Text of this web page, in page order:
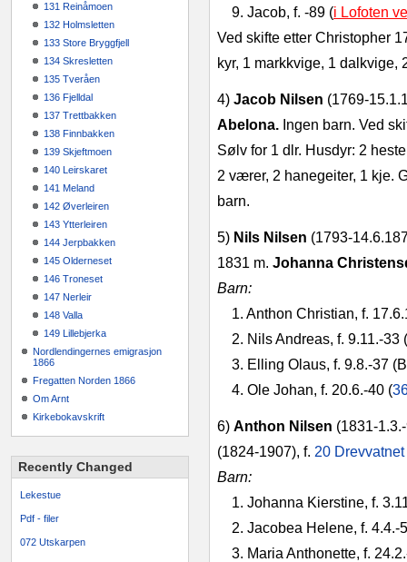
131 Reinåmoen
132 Holmsletten
133 Store Bryggfjell
134 Skresletten
135 Tveråen
136 Fjelldal
137 Trettbakken
138 Finnbakken
139 Skjeftmoen
140 Leirskaret
141 Meland
142 Øverleiren
143 Ytterleiren
144 Jerpbakken
145 Olderneset
146 Troneset
147 Nerleir
148 Valla
149 Lillebjerka
Nordlendingernes emigrasjon
1866
Fregatten Norden 1866
Om Arnt
Kirkebokavskrift
Recently Changed
Lekestue
Pdf - filer
072 Utskarpen
9. Jacob, f. -89 (i Lofoten
Ved skifte etter Christopher
kyr, 1 markkvige, 1 dalkvige,
4) Jacob Nilsen (1769-
Abelona. Ingen barn. Ved
Sølv for 1 dlr. Husdyr: 2
2 værer, 2 hane­geiter, 1 kje.
barn.
5) Nils Nilsen (1793-
1831 m. Johan­na
Barn:
1. Anthon Christian, f.
2. Nils Andreas, f. 9.11.-33
3. Elling Olaus, f. 9.8.-37
4. Ole Johan, f. 20.6.-40 (
6) Anthon Nilsen (1831-
(1824­-1907), f. 20 Drevvatnet
Barn:
1. Johanna Kierstine, f.
2. Jacobea Helene, f. 4.4.-
3. Maria Anthonette, f.